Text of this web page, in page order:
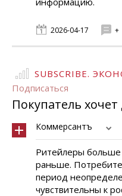
2026-04-17 +
SUBSCRIBE.
Подписаться
Покупатель
Коммерсантъ
Ритейлеры
раньше.
период
чувствительны к